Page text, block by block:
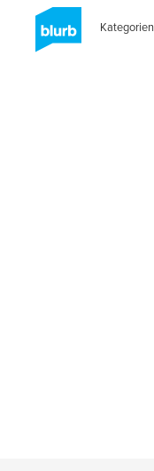
Kategorien